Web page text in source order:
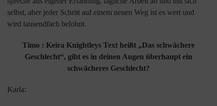
selbst, aber jeder Schritt auf einem neuen Weg ist es wert und
wird tausendfach belohnt.
Timo : Keira Knightleys Text heißt „Das schwächere
Geschlecht“, gibt es in deinen Augen überhaupt ein
schwächeres Geschlecht?
Karla: